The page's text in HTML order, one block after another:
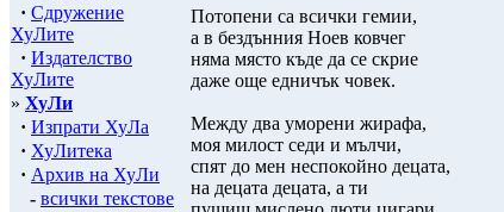
· Сдружение
ХуЛите
· Издателство
ХуЛите
» ХуЛи
· Изпрати ХуЛа
· ХуЛитека
· Архив на ХуЛи
- всички текстове
Потопени са всички гемии,
а в бездънния Ноев ковчег
няма място къде да се скрие
даже още едничък човек.
Между два уморени жирафа,
моя милост седи и мълчи,
спят до мен неспокойно децата,
на децата децата, а ти